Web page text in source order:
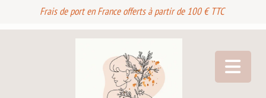
Frais de port en France offerts à partir de 100 € TTC